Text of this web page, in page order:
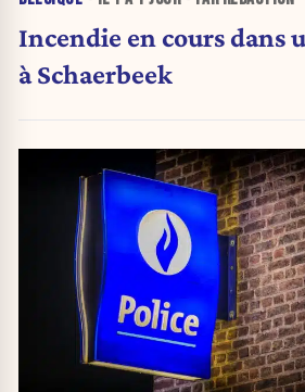
Incendie en cours dans
à Schaerbeek